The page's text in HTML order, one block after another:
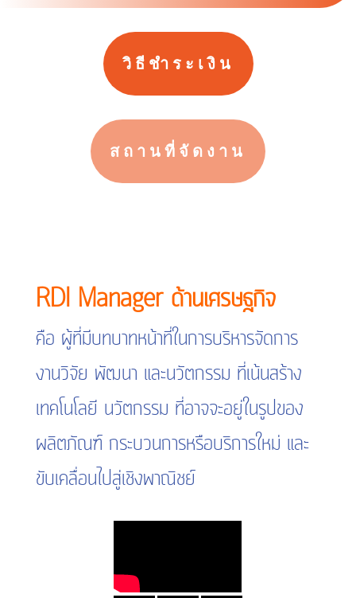
วิธีชำระเงิน
สถานที่จัดงาน
RDI Manager ด้านเศรษฐกิจ
คือ ผู้ที่มีบทบาทหน้าที่ในการบริหารจัดการ
งานวิจัย พัฒนา และนวัตกรรม ที่เน้นสร้าง
เทคโนโลยี นวัตกรรม ที่อาจจะอยู่ในรูปของ
ผลิตภัณฑ์ กระบวนการหรือบริการใหม่ และ
ขับเคลื่อนไปสู่เชิงพาณิชย์